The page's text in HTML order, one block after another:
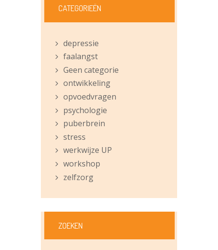
CATEGORIEËN
depressie
faalangst
Geen categorie
ontwikkeling
opvoedvragen
psychologie
puberbrein
stress
werkwijze UP
workshop
zelfzorg
ZOEKEN